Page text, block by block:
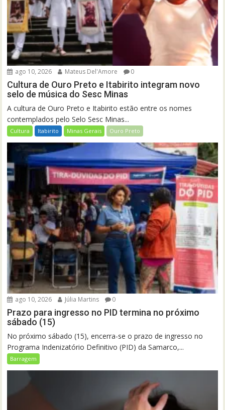
ago 10, 2026 Mateus Del'Amore 0
Cultura de Ouro Preto e Itabirito integram novo
selo de música do Sesc Minas
A cultura de Ouro Preto e Itabirito estão entre os nomes
contemplados pelo Selo Sesc Minas...
Cultura Itabirito Minas Gerais Ouro Preto
ago 10, 2026 Júlia Martins 0
Prazo para ingresso no PID termina no próximo
sábado (15)
No próximo sábado (15), encerra-se o prazo de ingresso no
Programa Indenizatório Definitivo (PID) da Samarco,...
Barragem